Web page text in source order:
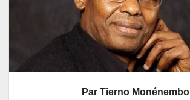
Par Tierno Monénembo